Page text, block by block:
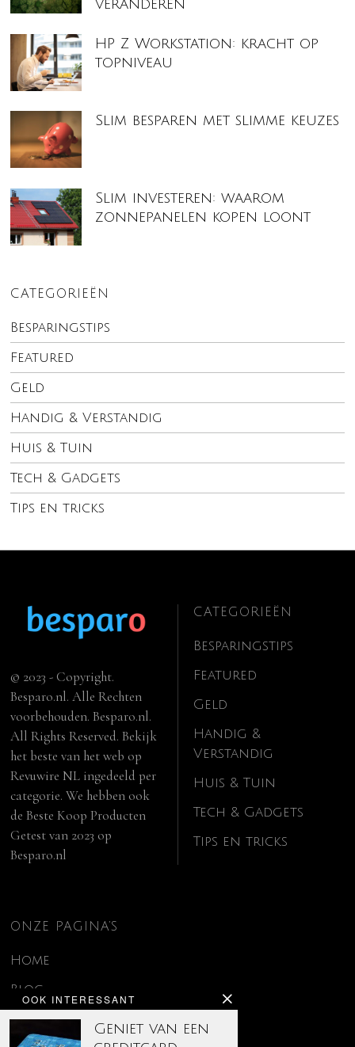
veranderen
HP Z Workstation: kracht op
topniveau
Slim besparen met slimme keuzes
Slim investeren: waarom
zonnepanelen kopen loont
CATEGORIEËN
Besparingstips
Featured
Geld
Handig & Verstandig
Huis & Tuin
Tech & Gadgets
Tips en tricks
OOK INTERESSANT
Geniet van een
© 2023 - Copyright.
Besparo.nl. Alle Rechten
voorbehouden. Besparo.nl.
All Rights Reserved. Bekijk
het beste van het web op
Revuwire NL ingedeeld per
categorie. We hebben ook
deBeste Koop Producten
Getest van 2023 op
Besparo.nl
CATEGORIEËN
Besparingstips
Featured
Geld
Handig &
Verstandig
Huis & Tuin
Tech & Gadgets
Tips en tricks
ONZE PAGINA’S
Home
Blog
Contact